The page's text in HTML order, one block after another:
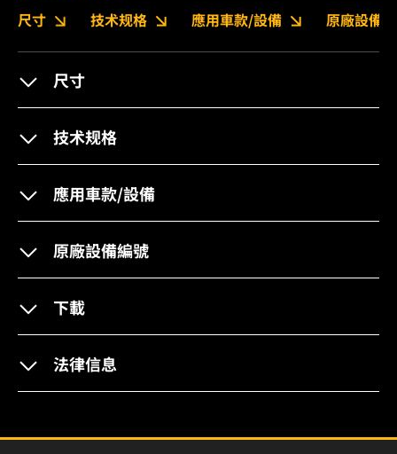
尺寸 技术规格 應用車款/設備 原廠設備
尺寸
技术规格
應用車款/設備
原廠設備編號
下載
法律信息